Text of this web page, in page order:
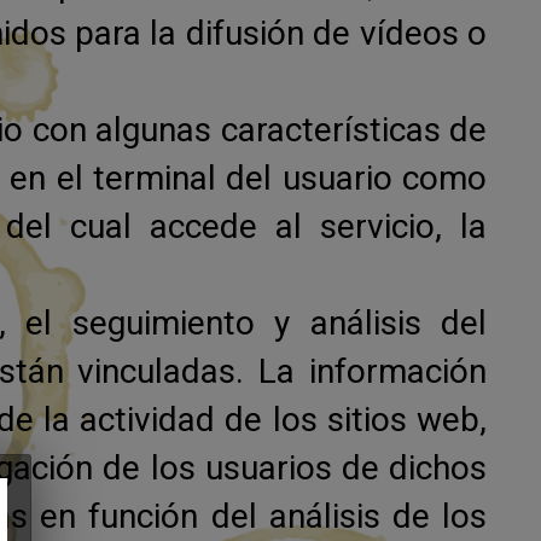
para la difusión de vídeos o
con algunas características de
el terminal del usuario como
cual accede al servicio, la
el seguimiento y análisis del
vinculadas. La información
la actividad de los sitios web,
de los usuarios de dichos
en función del análisis de los